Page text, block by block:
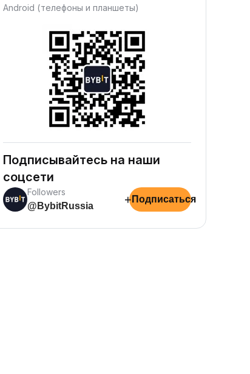
пассивный
в криптовалюте
награды пассивно
внесите средства и
за их ростом.
Android (телефоны и планшеты)
Подписывайтесь на наши
соцсети
Followers
@BybitRussia
+ Подписаться